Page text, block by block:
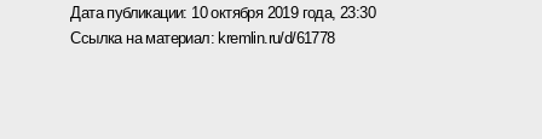
Дата публикации: 10 октября 2019 года, 23:30
Ссылка на материал:kremlin.ru/d/61778